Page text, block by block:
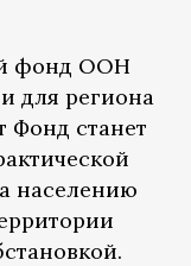
фонд ООН
для региона
Фонд станет
населению